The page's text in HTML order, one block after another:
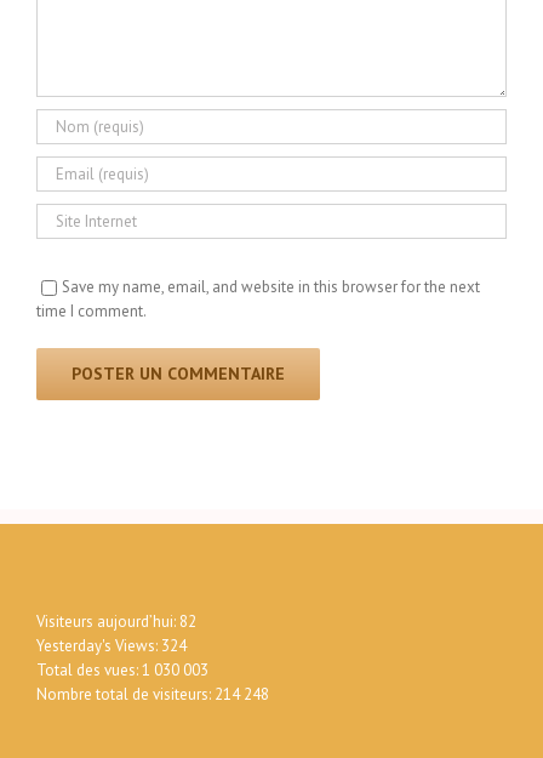
Save my name, email, and website in this browser for the next
time I comment.
Visiteurs aujourd’hui: 82
Yesterday's Views: 324
Total des vues:1 030 003
Nombre total de visiteurs: 214 248